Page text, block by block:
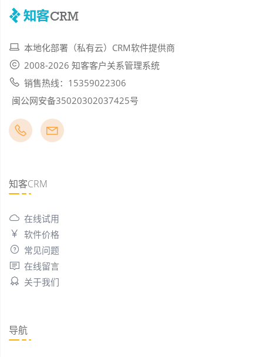
本地化部署（私有云）CRM软件提供商
2008-2026 知客客户关系管理系统
销售热线：15359022306
闽公网安备35020302037425号
知客CRM
在线试用
软件价格
常见问题
在线留言
关于我们
导航